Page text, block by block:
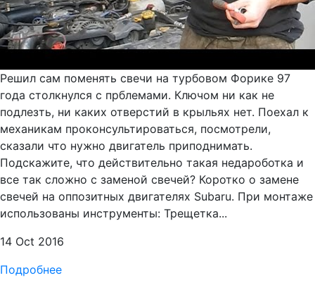
Решил сам поменять свечи на турбовом Форике 97
года столкнулся с прблемами. Ключом ни как не
подлезть, ни каких отверстий в крыльях нет. Поехал к
механикам проконсультироваться, посмотрели,
сказали что нужно двигатель приподнимать.
Подскажите, что действительно такая недароботка и
все так сложно с заменой свечей? Коротко о замене
свечей на оппозитных двигателях Subaru. При монтаже
использованы инструменты: Трещетка...
14 Oct 2016
Подробнее